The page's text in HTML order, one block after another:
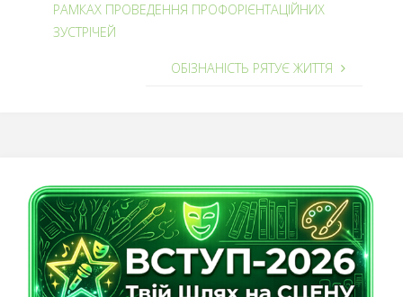
РАМКАХ ПРОВЕДЕННЯ ПРОФОРІЄНТАЦІЙНИХ
ЗУСТРІЧЕЙ
ОБІЗНАНІСТЬ РЯТУЄ ЖИТТЯ